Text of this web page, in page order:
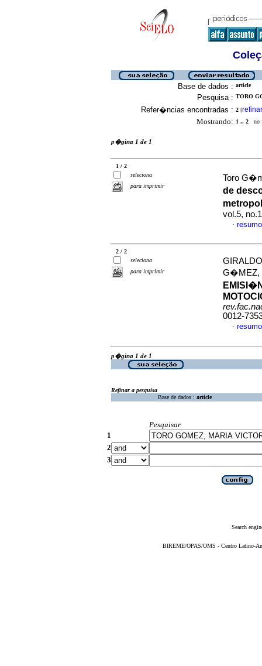
Base de dados : article
Pesquisa : TORO
Refer�ncias encontradas : 2 [refinar
Mostrando: 1 .. 2 no
p�gina 1 de 1
1 / 2
seleciona
para imprimir
Toro
de
vol.5,
·
2 / 2
seleciona
para imprimir
G�MEZ,
0012-
·
p�gina 1 de 1
Refinar a pesquisa
Base de dados : article
Pesquisar
1
2
3
Search
BIREME/OPAS/OMS - Centro Latino-